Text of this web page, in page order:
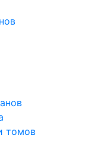
томов